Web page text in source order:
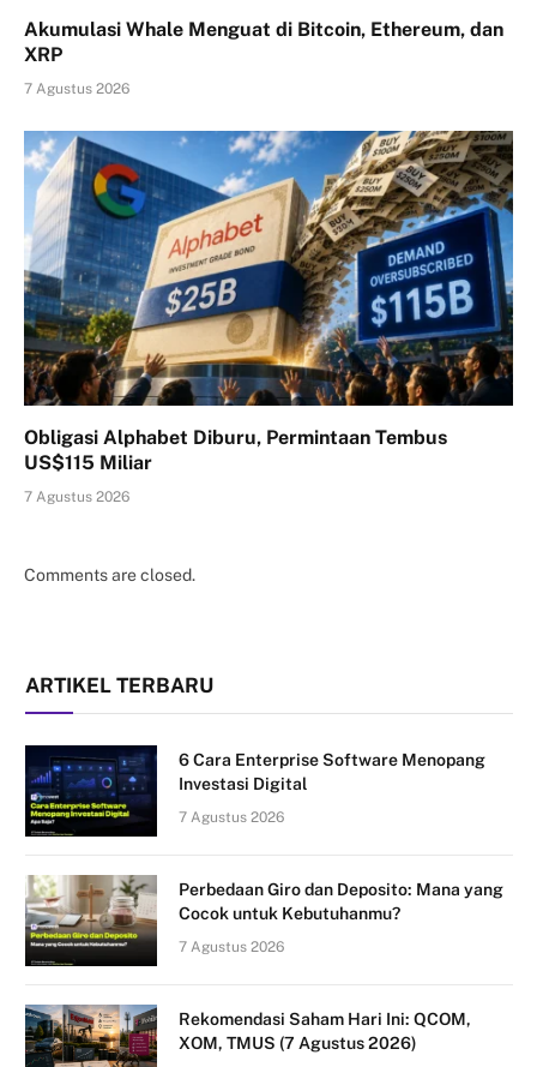
Akumulasi Whale Menguat di Bitcoin, Ethereum, dan
XRP
7 Agustus 2026
Obligasi Alphabet Diburu, Permintaan Tembus
US$115 Miliar
7 Agustus 2026
Comments are closed.
ARTIKEL TERBARU
6 Cara Enterprise Software Menopang
Investasi Digital
7 Agustus 2026
Perbedaan Giro dan Deposito: Mana yang
Cocok untuk Kebutuhanmu?
7 Agustus 2026
Rekomendasi Saham Hari Ini: QCOM,
XOM, TMUS (7 Agustus 2026)